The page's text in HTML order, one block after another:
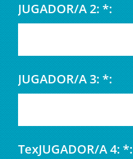
JUGADOR/A 2: *:
JUGADOR/A 3: *:
TexJUGADOR/A 4: *: